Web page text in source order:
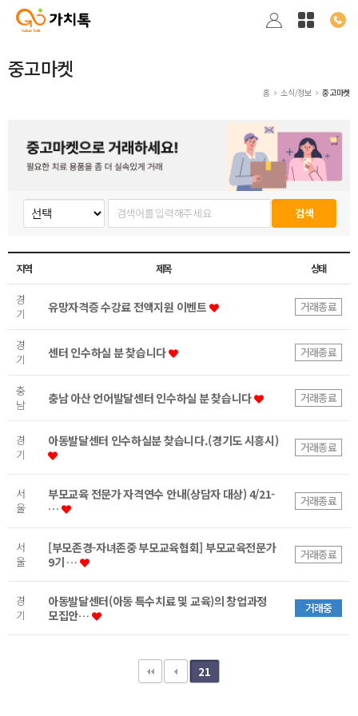
중고마켓
홈 소식/정보 중고마켓
검색
지역 제목 상태
경
기
유망자격증 수강료 전액지원 이벤트 거래종료
경
기
센터 인수하실 분 찾습니다 거래종료
충
남
충남 아산 언어발달센터 인수하실 분 찾습니다 거래종료
경
기
아동발달센터 인수하실분 찾습니다.(경기도 시흥시) 거래종료
서
울
부모교육 전문가 자격연수 안내(상담자 대상) 4/21-
…
거래종료
서
울
[부모존경-자녀존중 부모교육협회] 부모교육전문가
9기 …
거래종료
경
기
아동발달센터(아동 특수치료 및 교육)의 창업과정
모집안…
거래중
21